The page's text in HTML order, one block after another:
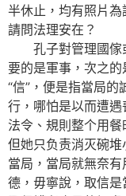
半休止，均有照片為
請問法理安在？
孔子對管理國傢
要的是軍事，次之的
“信”，便是指當局
行，哪怕是以而遭
法令、規則整个用
但她只负责消灭碗
當局，當局就無奈
德，毋寧說，取信